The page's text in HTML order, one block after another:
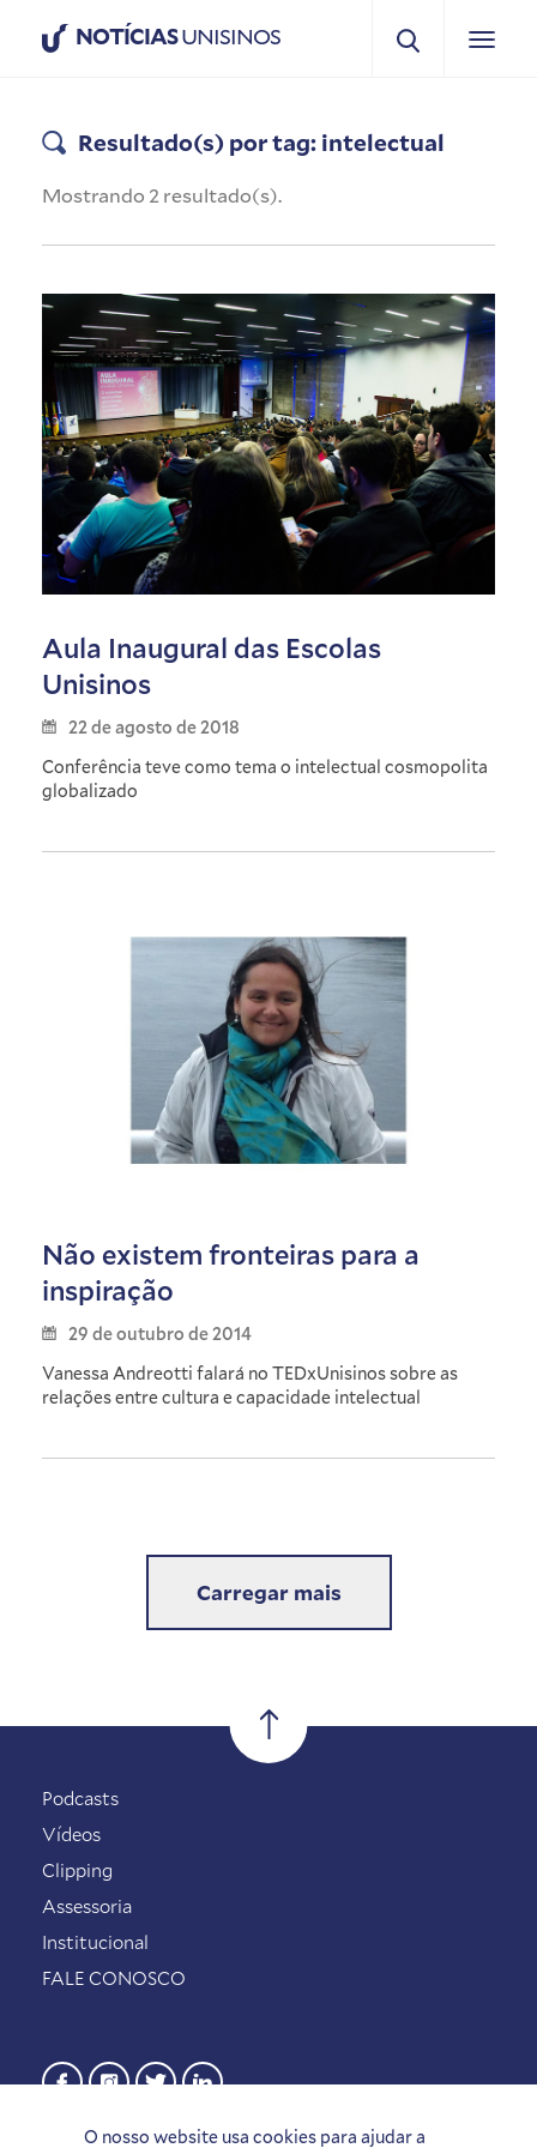
NOTÍCIASUNISINOS
Resultado(s) por tag: intelectual
Mostrando 2 resultado(s).
Aula Inaugural das Escolas
Unisinos
22 de agosto de 2018
Conferência teve como tema o intelectual cosmopolita
globalizado
Não existem fronteiras para a
inspiração
29 de outubro de 2014
Vanessa Andreotti falará no TEDxUnisinos sobre as
relações entre cultura e capacidade intelectual
Carregar mais
O nosso website usa cookies para ajudar a
Podcasts
Vídeos
Clipping
Assessoria
Institucional
FALE CONOSCO